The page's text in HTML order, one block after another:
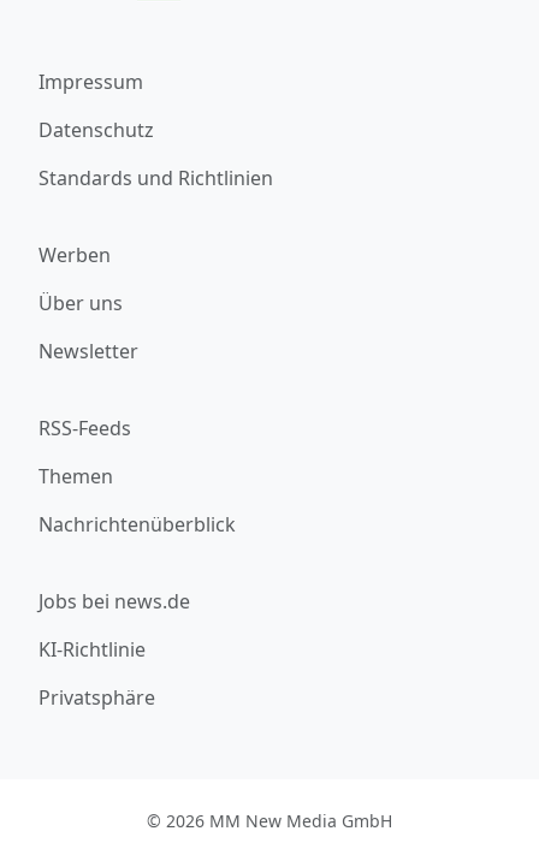
Impressum
Datenschutz
Standards und Richtlinien
Werben
Über uns
Newsletter
RSS-Feeds
Themen
Nachrichtenüberblick
Jobs bei news.de
KI-Richtlinie
Privatsphäre
© 2026 MM New Media GmbH